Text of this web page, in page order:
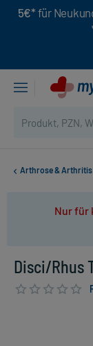
5€* für
Arthrose & Arthritis
Nur für
Disci/Rhus